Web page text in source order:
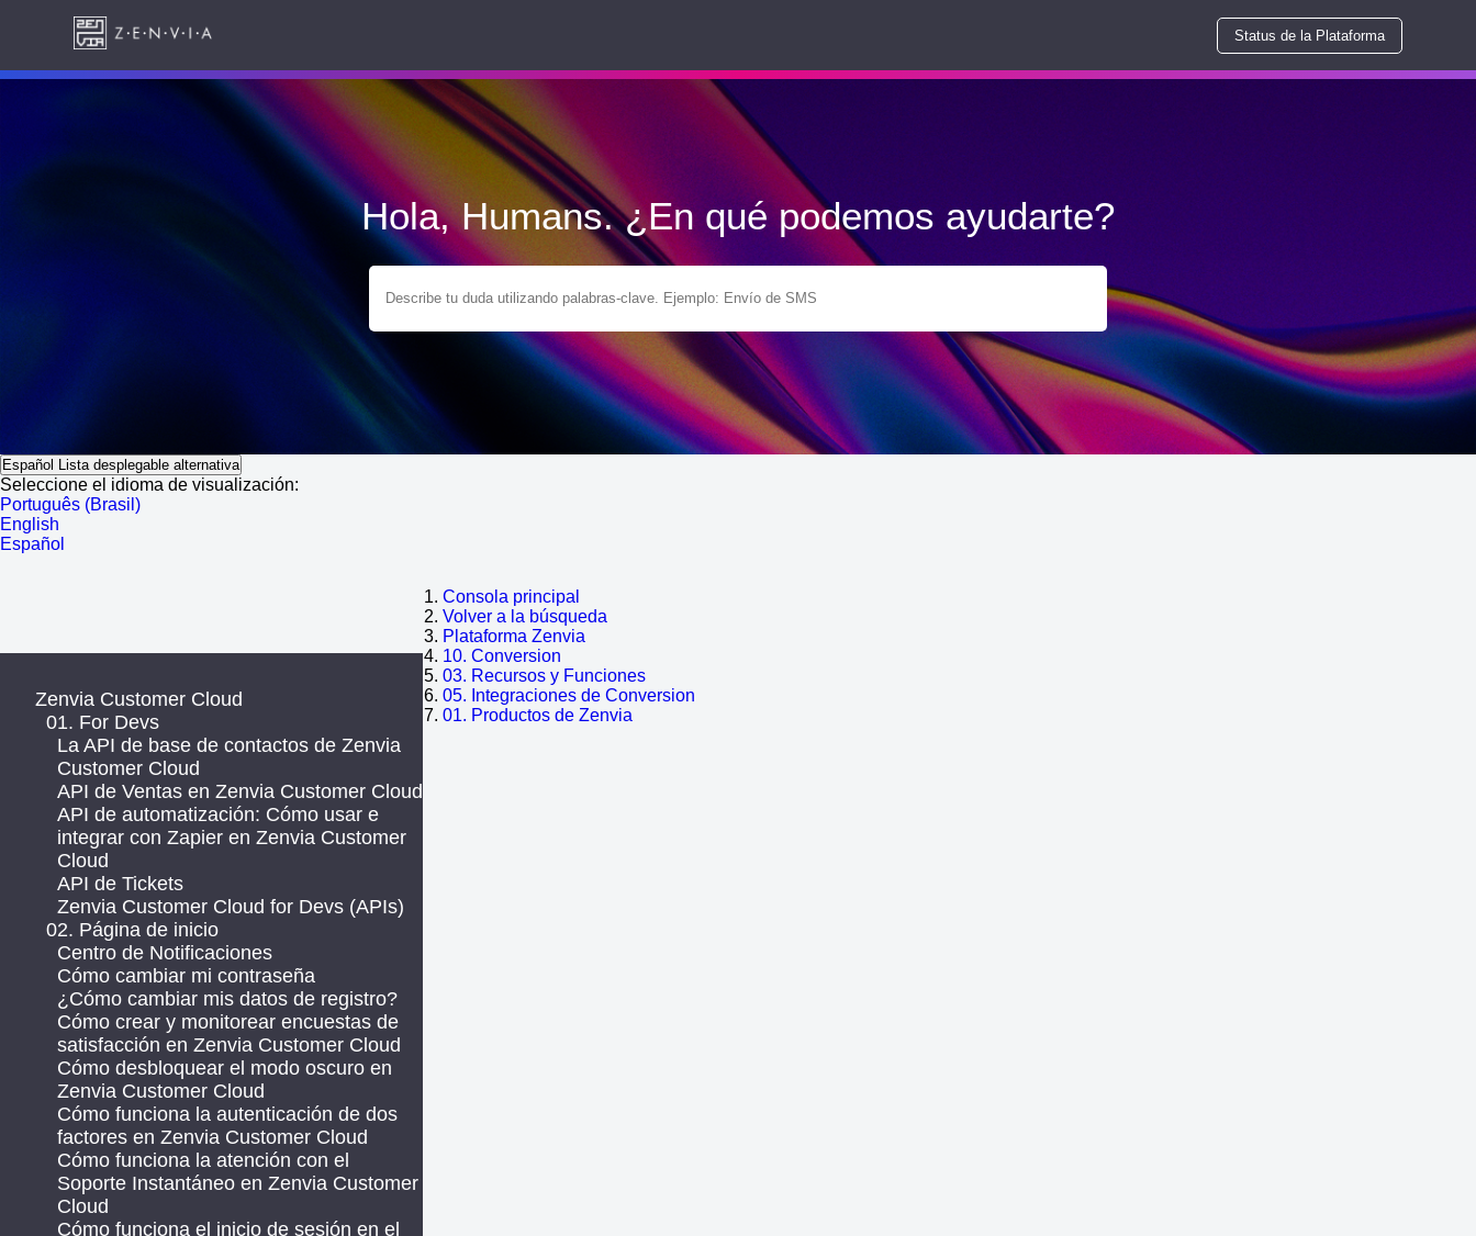
Status de la Plataforma
Hola, Humans. ¿En qué podemos ayudarte?
Español Lista desplegable alternativa
Seleccione el idioma de visualización:
Português (Brasil)
English
Español
Consola principal
Volver a la búsqueda
Plataforma Zenvia
10. Conversion
03. Recursos y Funciones
05. Integraciones de Conversion
01. Productos de Zenvia
Zenvia Customer Cloud
01. For Devs
La API de base de contactos de Zenvia
Customer Cloud
API de Ventas en Zenvia Customer Cloud
API de automatización: Cómo usar e
integrar con Zapier en Zenvia Customer
Cloud
API de Tickets
Zenvia Customer Cloud for Devs (APIs)
02. Página de inicio
Centro de Notificaciones
Cómo cambiar mi contraseña
¿Cómo cambiar mis datos de registro?
Cómo crear y monitorear encuestas de
satisfacción en Zenvia Customer Cloud
Cómo desbloquear el modo oscuro en
Zenvia Customer Cloud
Cómo funciona la autenticación de dos
factores en Zenvia Customer Cloud
Cómo funciona la atención con el
Soporte Instantáneo en Zenvia Customer
Cloud
Cómo funciona el inicio de sesión en el